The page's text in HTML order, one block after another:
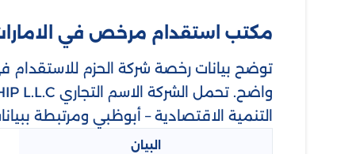
مكتب استقدام مرخص في
توضح بيانات رخصة شركة الحزم
التنمية الاقتصادية – أبوظبي ومرتبطة
البيان